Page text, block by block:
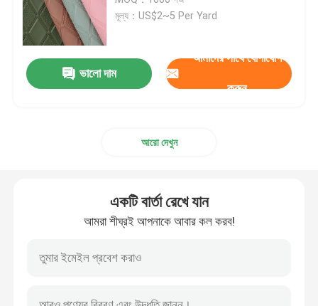
মূল্য：US$2~5 Per Yard
ভালো দাম
আমাদের সাথে যোগাযোগ
করুন
আরো দেখুন
একটি বার্তা রেখে যান
আমরা শীঘ্রই আপনাকে আবার কল করব!